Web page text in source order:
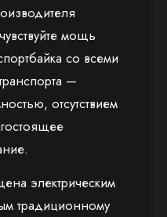
мощь
со всеми
—
отсутствием
электрическим
традиционному